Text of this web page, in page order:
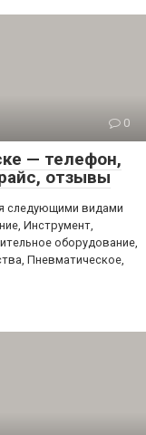
0
— телефон,
отзывы
следующими видами
Инструмент,
оборудование,
Пневматическое,